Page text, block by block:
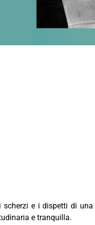
e i dispetti di
e tranquilla.